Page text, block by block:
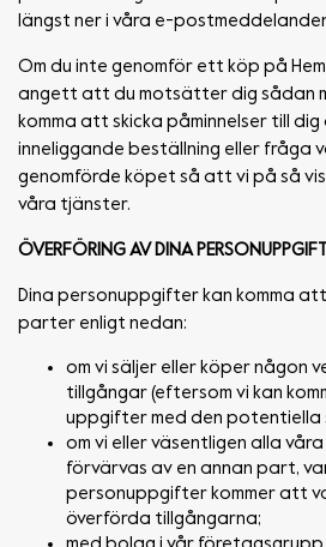
längst ner i våra e-
Om du inte genomför ett köp på
angett att du motsätter dig sådan
komma att skicka påminnelser till
inneliggande beställning eller fråga
genomförde köpet så att vi på så vis
våra tjänster.
ÖVERFÖRING AV DINA
Dina personuppgifter kan komma
parter enligt nedan:
om vi säljer eller köper någon
tillgångar (eftersom vi kan
uppgifter med den potentiella
om vi eller väsentligen alla
förvärvas av en annan part,
personuppgifter kommer att
överförda tillgångarna;